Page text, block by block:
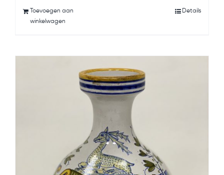
Toevoegen aan
winkelwagen
Details